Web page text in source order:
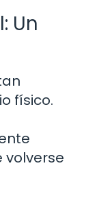
Un
físico.
volverse